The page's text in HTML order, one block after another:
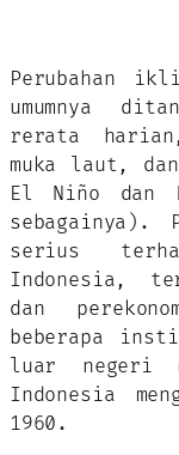
Perubahan
umumnya
rerata
muka laut,
El Niño dan
sebagainya).
serius
Indonesia,
dan
beberapa
luar negeri
Indonesia
1960.